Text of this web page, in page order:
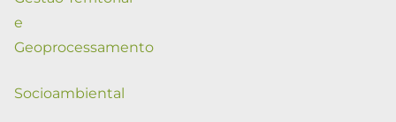
e
Geoprocessamento
Socioambiental